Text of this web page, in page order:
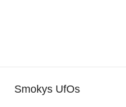
Smokys UfOs